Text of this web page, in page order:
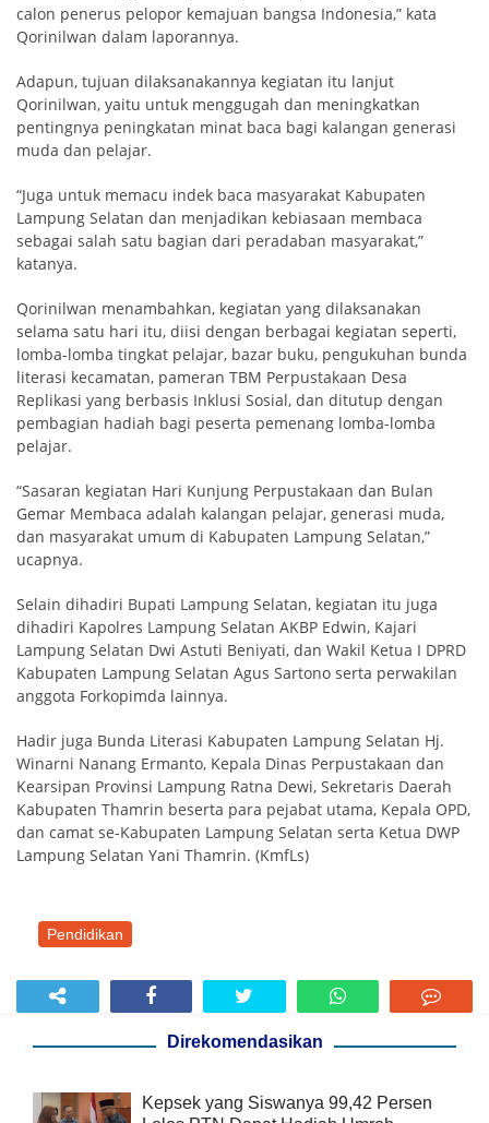
calon penerus pelopor kemajuan bangsa Indonesia,” kata
Qorinilwan dalam laporannya.
Adapun, tujuan dilaksanakannya kegiatan itu lanjut
Qorinilwan, yaitu untuk menggugah dan meningkatkan
pentingnya peningkatan minat baca bagi kalangan generasi
muda dan pelajar.
“Juga untuk memacu indek baca masyarakat Kabupaten
Lampung Selatan dan menjadikan kebiasaan membaca
sebagai salah satu bagian dari peradaban masyarakat,”
katanya.
Qorinilwan menambahkan, kegiatan yang dilaksanakan
selama satu hari itu, diisi dengan berbagai kegiatan seperti,
lomba-lomba tingkat pelajar, bazar buku, pengukuhan bunda
literasi kecamatan, pameran TBM Perpustakaan Desa
Replikasi yang berbasis Inklusi Sosial, dan ditutup dengan
pembagian hadiah bagi peserta pemenang lomba-lomba
pelajar.
“Sasaran kegiatan Hari Kunjung Perpustakaan dan Bulan
Gemar Membaca adalah kalangan pelajar, generasi muda,
dan masyarakat umum di Kabupaten Lampung Selatan,”
ucapnya.
Selain dihadiri Bupati Lampung Selatan, kegiatan itu juga
dihadiri Kapolres Lampung Selatan AKBP Edwin, Kajari
Lampung Selatan Dwi Astuti Beniyati, dan Wakil Ketua I DPRD
Kabupaten Lampung Selatan Agus Sartono serta perwakilan
anggota Forkopimda lainnya.
Hadir juga Bunda Literasi Kabupaten Lampung Selatan Hj.
Winarni Nanang Ermanto, Kepala Dinas Perpustakaan dan
Kearsipan Provinsi Lampung Ratna Dewi, Sekretaris Daerah
Kabupaten Thamrin beserta para pejabat utama, Kepala OPD,
dan camat se-Kabupaten Lampung Selatan serta Ketua DWP
Lampung Selatan Yani Thamrin. (KmfLs)
Pendidikan
Direkomendasikan
Kepsek yang Siswanya 99,42 Persen